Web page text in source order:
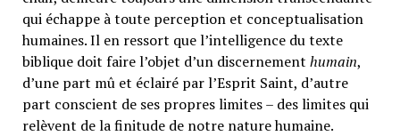
qui échappe à toute perception et conceptualisation
humaines. Il en ressort que l’intelligence du texte
biblique doit faire l’objet d’un discernement humain,
d’une part mû et éclairé par l’Esprit Saint, d’autre
part conscient de ses propres limites – des limites qui
relèvent de la finitude de notre nature humaine.